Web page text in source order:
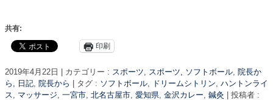
共有:
印刷
2019年4月22日 | カテゴリー : スポーツ スポーツ, ソフトボール 院長か
ら, 日記 院長から | タグ : ソフトボール ドリームシトリン ハントンライ
ス
マッサージ 一宮市 北名古屋市 愛知県 金沢カレー 鍼灸 | 投稿者 :